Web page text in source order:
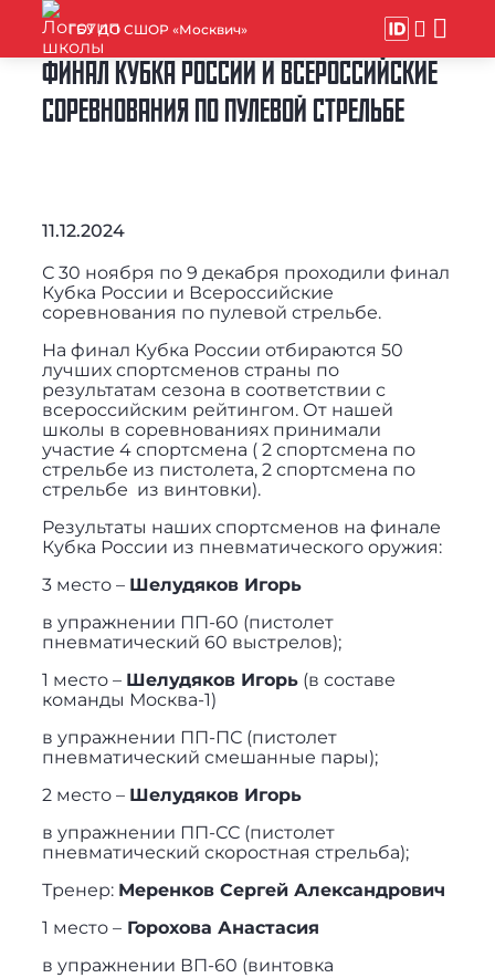
ГБУ ДО СШОР «Москвич»
ФИНАЛ КУБКА РОССИИ И ВСЕРОССИЙСКИЕ
СОРЕВНОВАНИЯ ПО ПУЛЕВОЙ СТРЕЛЬБЕ
11.12.2024
С 30 ноября по 9 декабря проходили финал
Кубка России и Всероссийские
соревнования по пулевой стрельбе.
На финал Кубка России отбираются 50
лучших спортсменов страны по
результатам сезона в соответствии с
всероссийским рейтингом. От нашей
школы в соревнованиях принимали
участие 4 спортсмена ( 2 спортсмена по
стрельбе из пистолета, 2 спортсмена по
стрельбе из винтовки).
Результаты наших спортсменов на финале
Кубка России из пневматического оружия:
3 место – Шелудяков Игорь
в упражнении ПП-60 (пистолет
пневматический 60 выстрелов);
1 место – Шелудяков Игорь (в составе
команды Москва-1)
в упражнении ПП-ПС (пистолет
пневматический смешанные пары);
2 место – Шелудяков Игорь
в упражнении ПП-СС (пистолет
пневматический скоростная стрельба);
Тренер: Меренков Сергей Александрович
1 место – Горохова Анастасия
в упражнении ВП-60 (винтовка